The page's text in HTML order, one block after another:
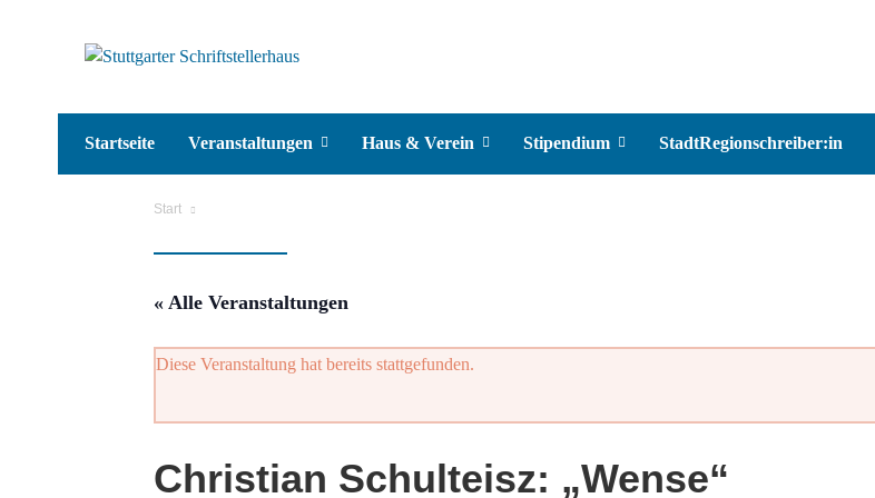
Startseite Veranstaltungen Haus & Verein Stipendium StadtRegionschreiber:in
Start
« Alle Veranstaltungen
Diese Veranstaltung hat bereits stattgefunden.
Christian Schulteisz: „Wense“